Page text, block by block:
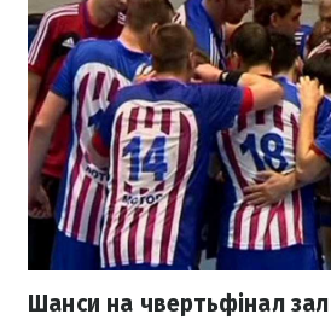
Шанси на чвертьфінал